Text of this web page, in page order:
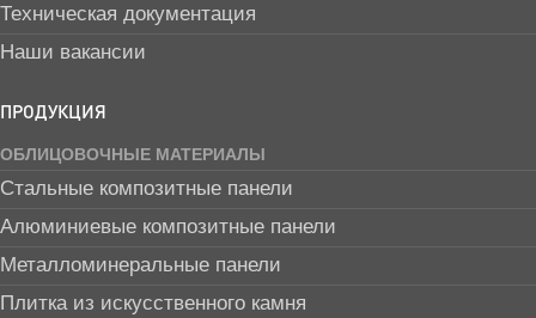
Техническая документация
Наши вакансии
ПРОДУКЦИЯ
ОБЛИЦОВОЧНЫЕ МАТЕРИАЛЫ
Стальные композитные панели
Алюминиевые композитные панели
Металломинеральные панели
Плитка из искусственного камня